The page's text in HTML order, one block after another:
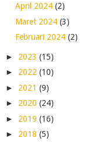
April 2024 (2)
Maret 2024 (3)
Februari 2024 (2)
► 2023 (15)
► 2022 (10)
► 2021 (9)
► 2020 (24)
► 2019 (16)
► 2018 (5)